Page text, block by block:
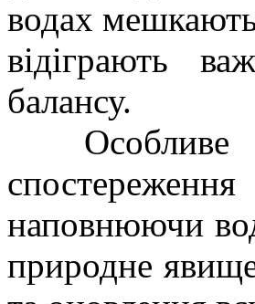
водах
відіграють
балансу.
Особливе
наповнюючи
природне